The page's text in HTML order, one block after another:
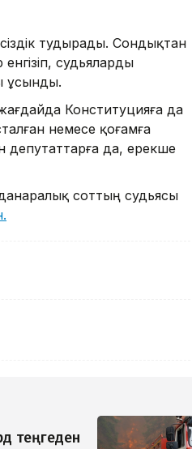
тудырады. Сондықтан
судьяларды
ұсынды.
Конституцияға да
немесе қоғамға
депутаттарға да, ерекше
соттың судьясы
теңгеден